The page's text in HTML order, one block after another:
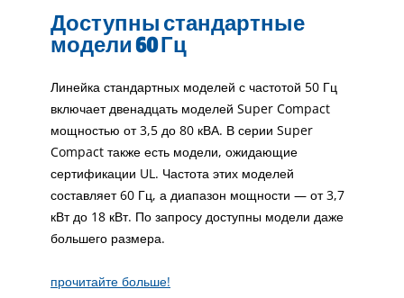
Доступны стандартные
модели 60 Гц
Линейка стандартных моделей с частотой 50 Гц
включает двенадцать моделей Super Compact
мощностью от 3,5 до 80 кВА. В серии Super
Compact также есть модели, ожидающие
сертификации UL. Частота этих моделей
составляет 60 Гц, а диапазон мощности — от 3,7
кВт до 18 кВт. По запросу доступны модели даже
большего размера.
прочитайте больше!